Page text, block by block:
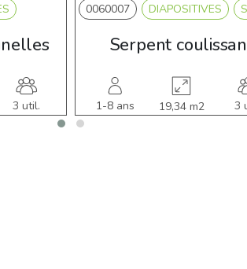
3 util.
0060007 DIAPOSITIVES
Serpent
1-8 ans 19,34 m2 3